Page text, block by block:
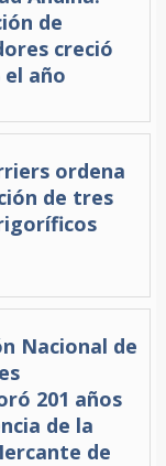
de
creció
el año
ordena
de tres
Nacional de
201 años
de la
de